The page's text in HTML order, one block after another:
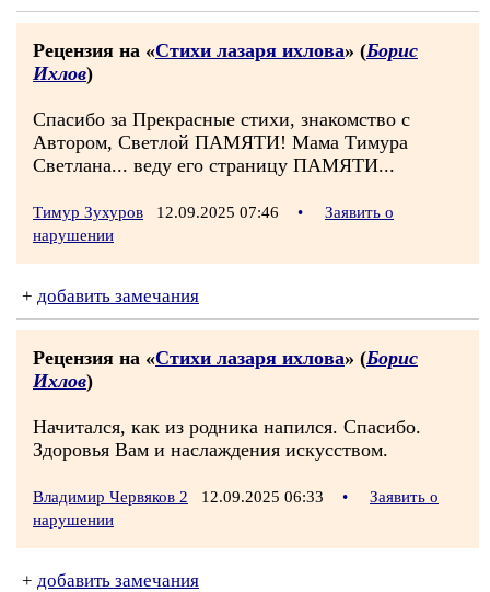
Рецензия на «Стихи лазаря ихлова» (Борис
Ихлов)
Спасибо за Прекрасные стихи, знакомство с
Автором, Светлой ПАМЯТИ! Мама Тимура
Светлана... веду его страницу ПАМЯТИ...
Тимур Зухуров 12.09.2025 07:46 •
Заявить о
нарушении
+ добавить замечания
Рецензия на «Стихи лазаря ихлова» (Борис
Ихлов)
Начитался, как из родника напился. Спасибо.
Здоровья Вам и наслаждения искусством.
Владимир Червяков 2 12.09.2025 06:33 •
Заявить о
нарушении
+ добавить замечания